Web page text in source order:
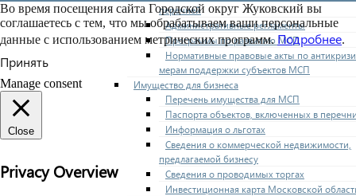
перечней
Административные регламенты
Программы по развитию МСП
Нормативные правовые акты по
мерам поддержки субъектов МСП
Имущество для бизнеса
Перечень имущества для МСП
Паспорта объектов, включенных в
Информация о льготах
Сведения о коммерческой недвижимости,
предлагаемой бизнесу
Сведения о проводимых торгах
Инвестиционная карта Московской
Во время посещения сайта Городской округ Жуковский вы
соглашаетесь с тем, что мы обрабатываем ваши персональные
данные с использованием метрических программ. Подробнее.
Принять
Manage consent
Close
Privacy Overview